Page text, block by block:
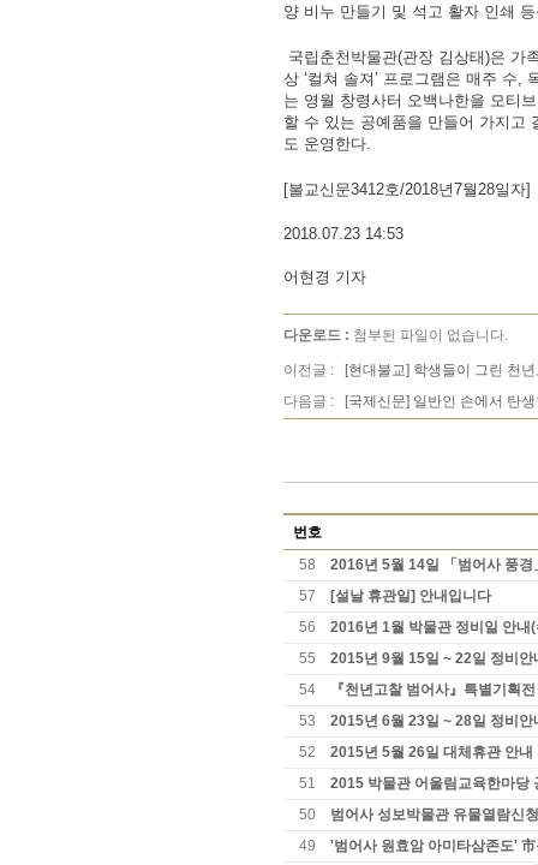
양 비누 만들기 및 석고 활자 인쇄
국립춘천박물관(관장 김상태)은 가
상 ‘컬쳐 솔져’ 프로그램은 매주 수,
는 영월 창령사터 오백나한을 모티
할 수 있는 공예품을 만들어 가지고
도 운영한다.
[불교신문3412호/2018년7월28일자]
2018.07.23 14:53
어현경 기자
다운로드 : 첨부된 파일이 없습니다.
이전글 :
[현대불교] 학생들이 그린 천
다음글 :
[국제신문] 일반인 손에서 탄
번호
58
2016년 5월 14일 「범어사 풍경
57
[설날 휴관일] 안내입니다
56
2016년 1월 박물관 정비일 안내
55
2015년 9월 15일 ~ 22일 정비안
54
『천년고찰 범어사』특별기획전
53
2015년 6월 23일 ~ 28일 정비안
52
2015년 5월 26일 대체휴관 안내
51
2015 박물관 어울림교육한마당
50
범어사 성보박물관 유물열람신
49
'범어사 원효암 아미타삼존도'